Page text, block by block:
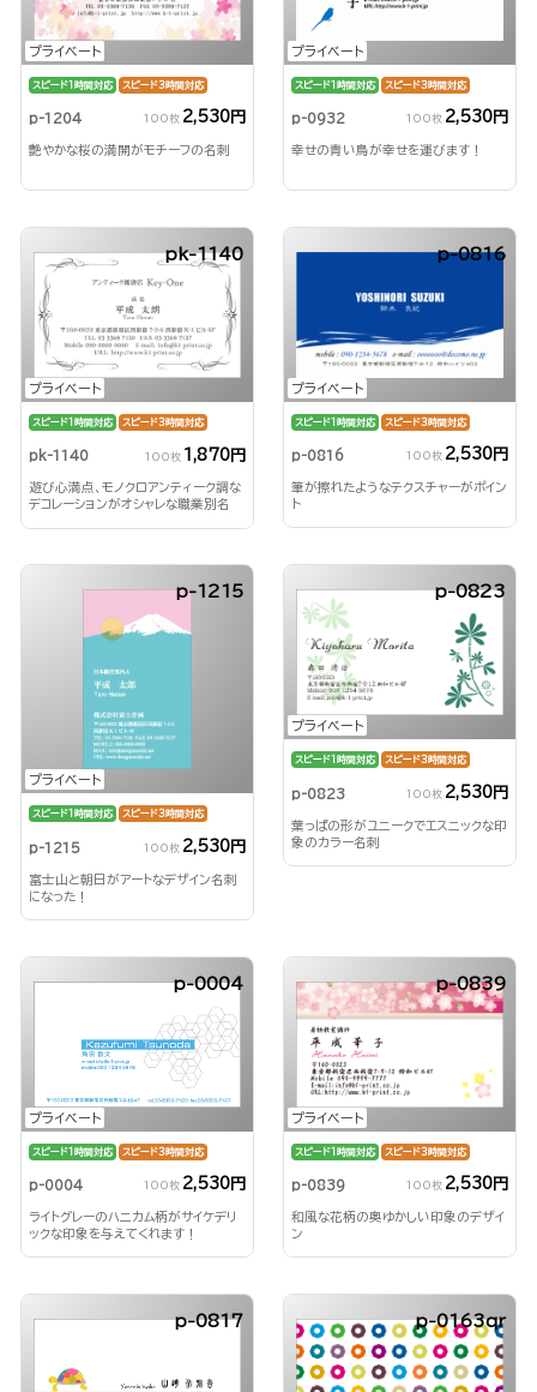
プライベート
スピード1時間対応 スピード3時間対応
p-1204 100枚 2,530円
艶やかな桜の満開がモチーフの名刺
プライベート
スピード1時間対応 スピード3時間対応
p-0932 100枚 2,530円
幸せの青い鳥が幸せを運びます！
プライベート
pk-1140
スピード1時間対応 スピード3時間対応
pk-1140 100枚 1,870円
遊び心満点、モノクロアンティーク調な
デコレーションがオシャレな職業別名
プライベート
p-0816
スピード1時間対応 スピード3時間対応
p-0816 100枚 2,530円
筆が擦れたようなテクスチャーがポイン
ト
プライベート
p-1215
スピード1時間対応 スピード3時間対応
p-1215 100枚 2,530円
富士山と朝日がアートなデザイン名刺
になった！
プライベート
p-0823
スピード1時間対応 スピード3時間対応
p-0823 100枚 2,530円
葉っぱの形がユニークでエスニックな印
象のカラー名刺
プライベート
p-0004
スピード1時間対応 スピード3時間対応
p-0004 100枚 2,530円
ライトグレーのハニカム柄がサイケデリ
ックな印象を与えてくれます！
プライベート
p-0839
スピード1時間対応 スピード3時間対応
p-0839 100枚 2,530円
和風な花柄の奥ゆかしい印象のデザイ
ン
p-0817 p-0163qr